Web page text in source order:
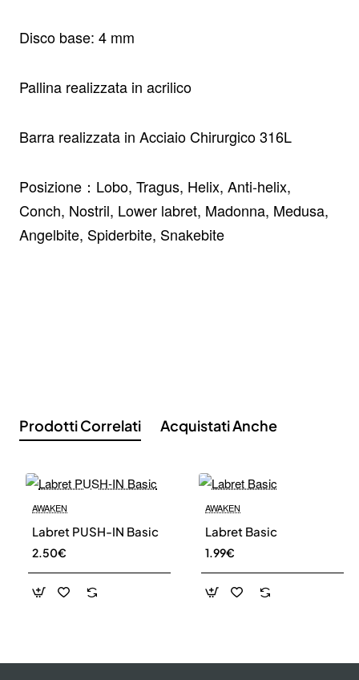
Disco base: 4 mm
Pallina realizzata in acrilico
Barra realizzata in Acciaio Chirurgico 316L
Posizione：Lobo, Tragus, Helix, Anti-helix,
Conch, Nostril, Lower labret, Madonna, Medusa,
Angelbite, Spiderbite, Snakebite
Prodotti Correlati Acquistati Anche
AWAKEN
Labret PUSH-IN Basic
2.50€
AWAKEN
Labret Basic
1.99€